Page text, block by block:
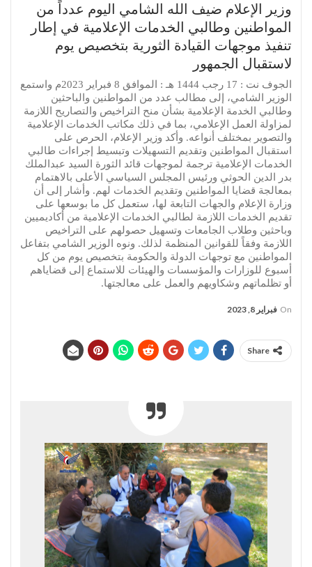
وزير الإعلام ضيف الله الشامي اليوم عدداً من
المواطنين وطالبي الخدمات الإعلامية في إطار
تنفيذ موجهات القيادة الثورية بتخصيص يوم
لاستقبال الجمهور
الجوف نت : 17 رجب 1444 هـ : الموافق 8 فبراير 2023م واستمع
الوزير الشامي، إلى مطالب عدد من المواطنين والباحثين
وطالبي الخدمة الإعلامية بشأن منح التراخيص والتصاريح اللازمة
لمزاولة العمل الإعلامي، بما في ذلك مكاتب الخدمات الإعلامية
والتصوير بمختلف أنواعه. وأكد وزير الإعلام، الحرص على
استقبال المواطنين وتقديم التسهيلات وتبسيط إجراءات طالبي
الخدمات الإعلامية ترجمة لموجهات قائد الثورة السيد عبدالملك
بدر الدين الحوثي ورئيس المجلس السياسي الأعلى بالاهتمام
بمعالجة قضايا المواطنين وتقديم الخدمات لهم. وأشار إلى أن
وزارة الإعلام والجهات التابعة لها، ستعمل كل ما بوسعها على
تقديم الخدمات اللازمة لطالبي الخدمات الإعلامية من أكاديميين
وباحثين وطلاب الجامعات وتسهيل حصولهم على التراخيص
اللازمة وفقاً للقوانين المنظمة لذلك. ونوه الوزير الشامي بتفاعل
المواطنين مع توجهات الدولة والحكومة بتخصيص يوم من كل
أسبوع للوزارات والمؤسسات والهيئات للاستماع إلى قضاياهم
أو تظلماتهم وشكاويهم والعمل على معالجتها.
On فبراير 8, 2023
Share